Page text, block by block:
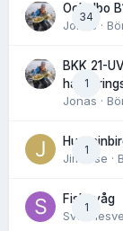
34
Ockelbo
Jonas ·
1
BKK 21-
Jonas ·
1
Jimwise ·
1
Fiskevåg